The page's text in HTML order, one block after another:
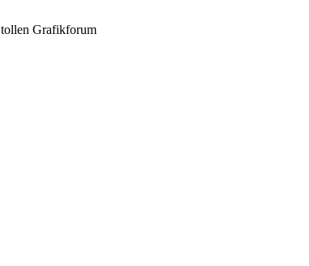
Grafikforum